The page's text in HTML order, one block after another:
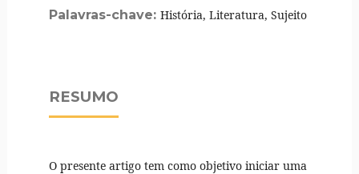
Palavras-chave:História, Literatura, Sujeito
RESUMO
O presente artigo tem como objetivo iniciar uma